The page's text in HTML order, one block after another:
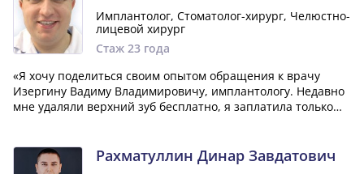
Имплантолог, Стоматолог-хирург, Челюстно-
лицевой хирург
Стаж 23 года
«Я хочу поделиться своим опытом обращения к врачу
Изергину Вадиму Владимировичу, имплантологу. Недавно
мне удаляли верхний зуб бесплатно, я заплатила только
проводил Изергин Вадим Владимирович...»
Рахматуллин Динар Завдатович